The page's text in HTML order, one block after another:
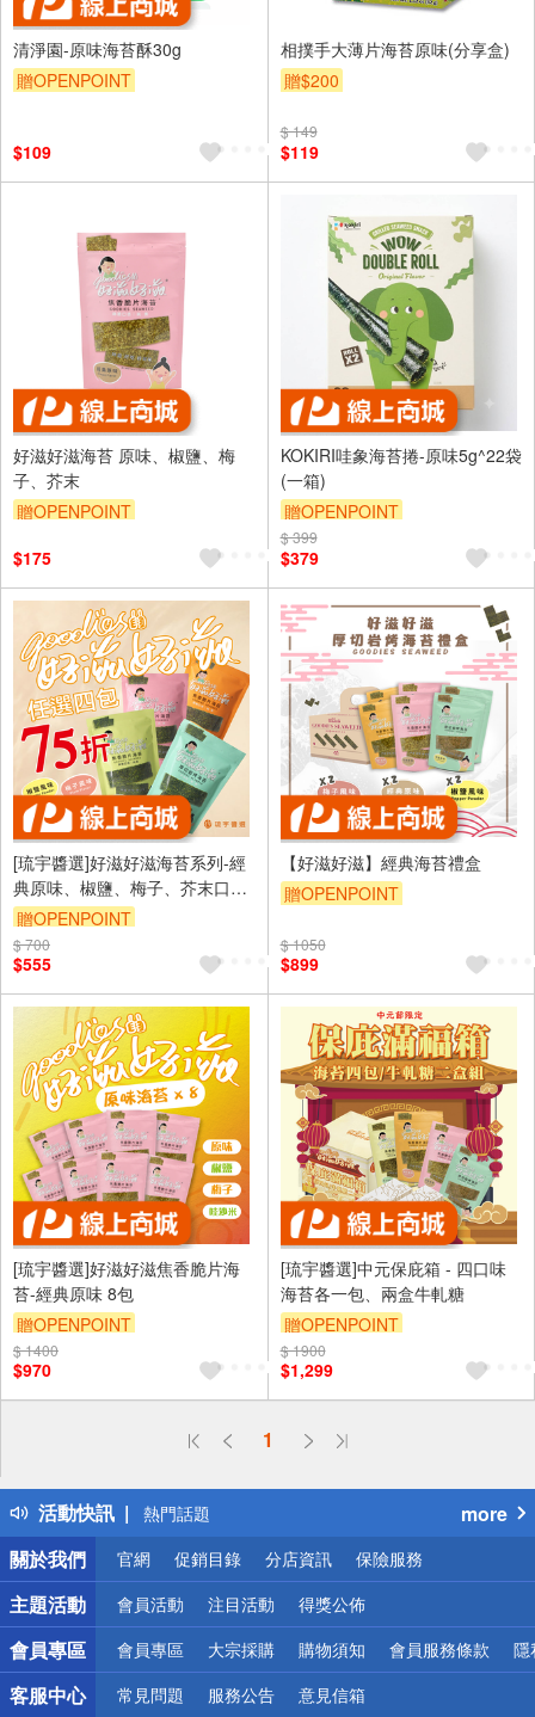
清淨園-原味海苔酥30g
贈OPENPOINT
$109
相撲手大薄片海苔原味(分享盒)
贈$200
$ 149
$119
好滋好滋海苔 原味、椒鹽、梅
子、芥末
贈OPENPOINT
$175
KOKIRI哇象海苔捲-原味5g^22袋
(一箱)
贈OPENPOINT
$ 399
$379
[琉宇醬選]好滋好滋海苔系列-經
典原味、椒鹽、梅子、芥末口味
各一 4包
贈OPENPOINT
$ 700
$555
【好滋好滋】經典海苔禮盒
贈OPENPOINT
$ 1050
$899
[琉宇醬選]好滋好滋焦香脆片海
苔-經典原味 8包
贈OPENPOINT
$ 1400
$970
[琉宇醬選]中元保庇箱 - 四口味
海苔各一包、兩盒牛軋糖
贈OPENPOINT
$ 1900
$1,299
1
活動快訊
偏遠地區配送
得獎公告
熱門話題
銀行優惠
偏遠地區配送
詐騙網頁！請小心！
more
關於我們
官網 促銷目錄 分店資訊 保險服務
主題活動 會員活動 注目活動 得獎公佈
會員專區 會員專區 大宗採購 購物須知 會員服務條款 隱
客服中心 常見問題 服務公告 意見信箱